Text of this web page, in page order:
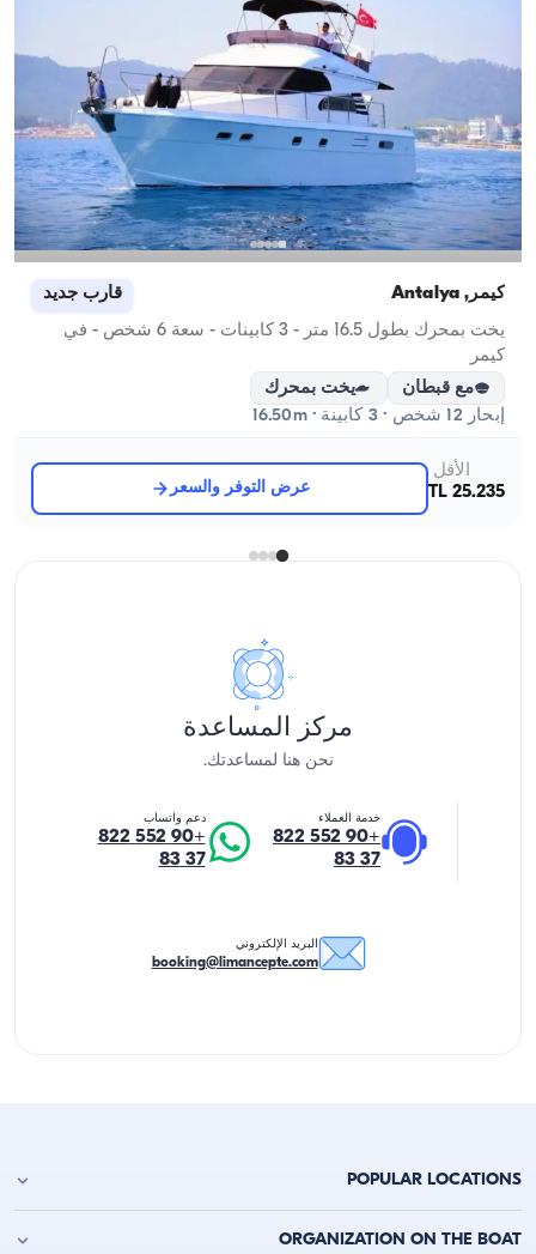
كيمر, Antalya قارب جديد
يخت بمحرك بطول 16.5 متر - 3 كابينات - سعة 6 شخص - في
كيمر
مع قبطان
يخت بمحرك
إبحار 12 شخص · 3 كابينة · 16.50m
الأقل
25.235 TL
عرض التوفر والسعر
مركز المساعدة
نحن هنا لمساعدتك.
خدمة العملاء
+90 552 822
37 83
دعم واتساب
+90 552 822
37 83
البريد الإلكتروني
booking@limancepte.com
POPULAR LOCATIONS
استئجار يخت في أنطاليا
ORGANIZATION ON THE BOAT